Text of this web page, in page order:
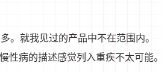
。就我见过的产品中不在范围内。
性病的描述感觉列入重疾不太可能。